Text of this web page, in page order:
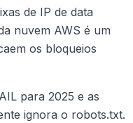
de IP de data
nuvem AWS é um
os bloqueios
para 2025 e as
ignora o robots.txt.